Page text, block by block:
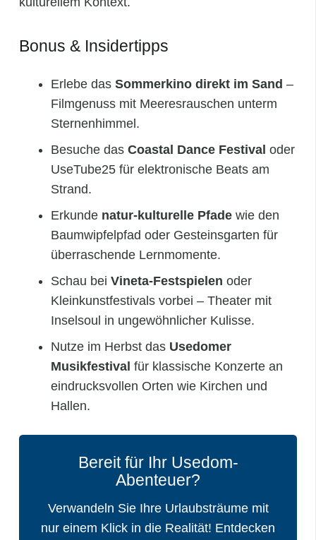
Bonus & Insidertipps
Erlebe das Sommerkino direkt im Sand –
Filmgenuss mit Meeresrauschen unterm
Sternenhimmel.
Besuche das Coastal Dance Festival oder
UseTube25 für elektronische Beats am
Strand.
Erkunde natur-kulturelle Pfade wie den
Baumwipfelpfad oder Gesteinsgarten für
überraschende Lernmomente.
Schau bei Vineta‑Festspielen oder
Kleinkunst­festivals vorbei – Theater mit
Inselsoul in ungewöhnlicher Kulisse.
Nutze im Herbst das Usedomer
Musikfestival für klassische Konzerte an
eindrucksvollen Orten wie Kirchen und
Hallen.
Bereit für Ihr Usedom-
Abenteuer?
Verwandeln Sie Ihre Urlaubsträume mit
nur einem Klick in die Realität! Entdecken